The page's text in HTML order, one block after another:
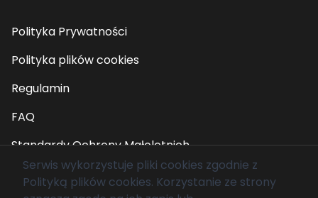
Polityka Prywatności
Polityka plików cookies
Regulamin
FAQ
Standardy Ochrony Małoletnich
© 2026 Fundacja Mam Marzenie. Wszelkie prawa
Serwis wykorzystuje pliki cookies zgodnie z
Polityką plików cookies. Korzystanie ze strony